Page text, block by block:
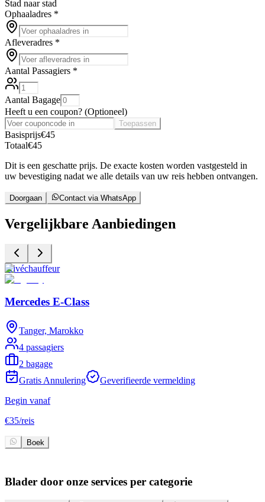
Stad naar stad
Ophaaladres *
Afleveradres *
Aantal Passagiers *
Aantal Bagage
Heeft u een coupon? (Optioneel)
Toepassen
Basisprijs€45
Totaal€45
Dit is een geschatte prijs. De exacte kosten worden vastgesteld in
uw bevestiging nadat we alle details van uw reis hebben ontvangen.
Doorgaan Contact via WhatsApp
Vergelijkbare Aanbiedingen
Privéchauffeur
Mercedes E-Class
Tanger, Marokko
4 passagiers
2 bagage
Gratis Annulering
Geverifieerde vermelding
Begin vanaf
€35/reis
Boek
Blader door onze services per categorie